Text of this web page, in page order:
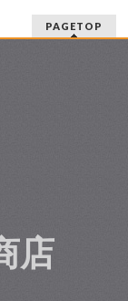
PAGETOP
店